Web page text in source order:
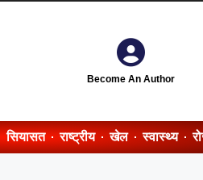
Become An Author
सियासत राष्ट्रीय खेल स्वास्थ्य